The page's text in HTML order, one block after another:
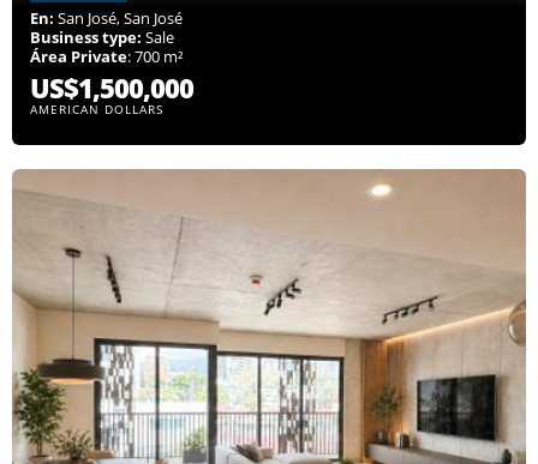
En: San José, San José
Business type: Sale
Área Private: 700 m²
US$1,500,000
AMERICAN DOLLARS